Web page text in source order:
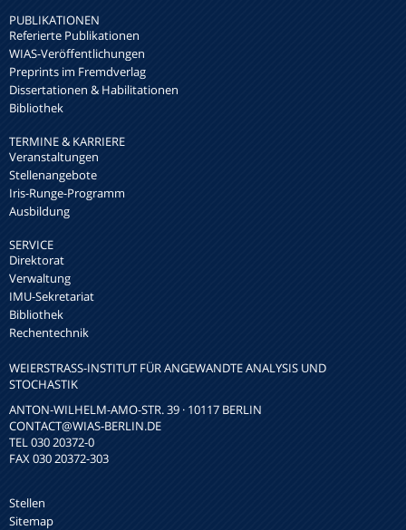
PUBLIKATIONEN
Referierte Publikationen
WIAS-Veröffentlichungen
Preprints im Fremdverlag
Dissertationen & Habilitationen
Bibliothek
TERMINE & KARRIERE
Veranstaltungen
Stellenangebote
Iris-Runge-Programm
Ausbildung
SERVICE
Direktorat
Verwaltung
IMU-Sekretariat
Bibliothek
Rechentechnik
WEIERSTRASS-INSTITUT FÜR ANGEWANDTE ANALYSIS UND S
TOCHASTIK
ANTON-WILHELM-AMO-STR. 39 · 10117 BERLIN
CONTACT@WIAS-BERLIN.DE
TEL 030 20372-0
FAX 030 20372-303
Stellen
Sitemap